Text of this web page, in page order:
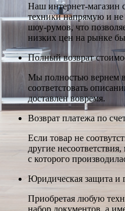
Наш интернет-магазин
техники напрямую и
шоу-румов, что
низких цен на рынке
Полный возврат
Мы полностью вернем
соответстовать
доставлен вовремя.
Возврат платежа по
Если товар не
другие
с которого
Юридическая защита и
Приобретая любую
набор документов, а